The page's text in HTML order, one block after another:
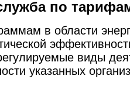
по
в области
виды
указанных